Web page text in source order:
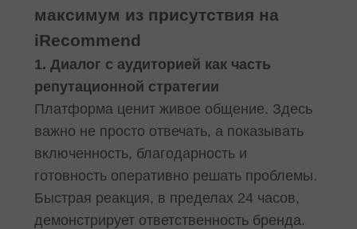
максимум из присутствия на
iRecommend
1. Диалог с аудиторией как часть
репутационной стратегии
Платформа ценит живое общение. Здесь
важно не просто отвечать, а показывать
включенность, благодарность и
готовность оперативно решать проблемы.
Быстрая реакция, в пределах 24 часов,
демонстрирует ответственность бренда.